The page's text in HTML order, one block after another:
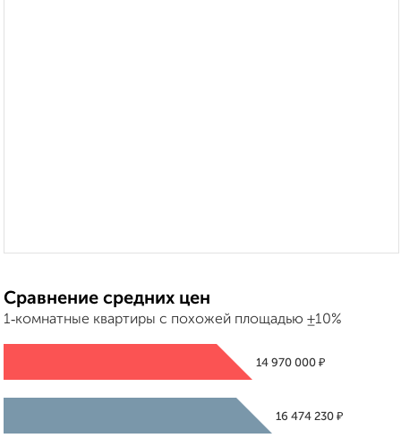
Сравнение средних цен
1‑комнатные квартиры с похожей площадью ±10%
14 970 000 ₽
16 474 230 ₽